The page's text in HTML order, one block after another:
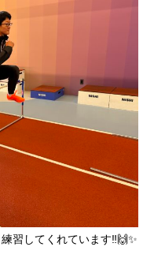
習してくれています‼️🙌✨